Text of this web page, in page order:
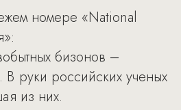
номере «National
бизонов –
В руки российских ученых
из них.